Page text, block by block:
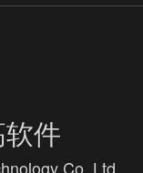
件
Co. Ltd.